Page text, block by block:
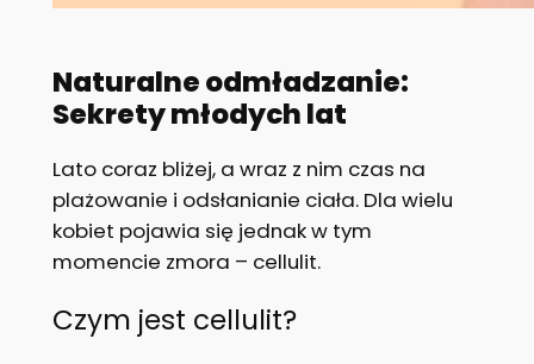
Naturalne odmładzanie:
Sekrety młodych lat
Lato coraz bliżej, a wraz z nim czas na
plażowanie i odsłanianie ciała. Dla wielu
kobiet pojawia się jednak w tym
momencie zmora – cellulit.
Czym jest cellulit?